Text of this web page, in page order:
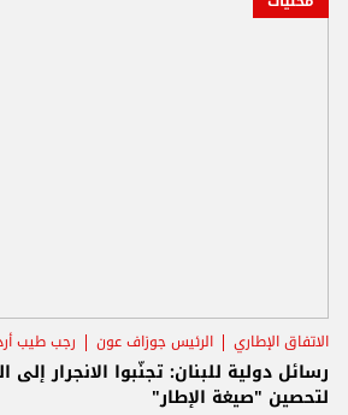
الاتفاق الإطاري الرئيس جوزاف عون رجب طيب
رسائل دولية للبنان: تجنّبوا الانجرار
لتحصين "صيغة الإطار"